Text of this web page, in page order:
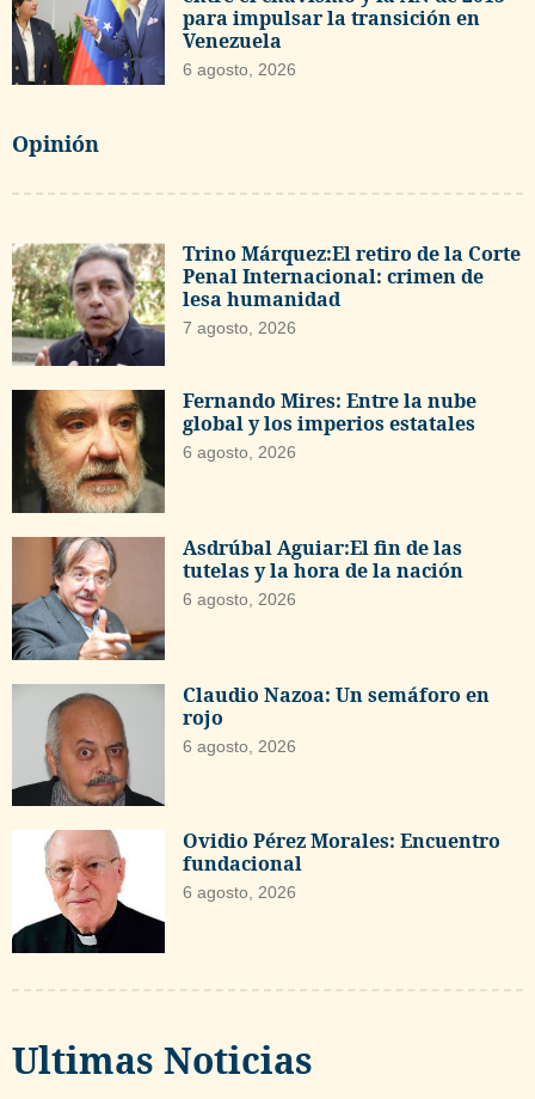
para impulsar la transición en
Venezuela
6 agosto, 2026
Opinión
Trino Márquez:El retiro de la Corte
Penal Internacional: crimen de
lesa humanidad
7 agosto, 2026
Fernando Mires: Entre la nube
global y los imperios estatales
6 agosto, 2026
Asdrúbal Aguiar:El fin de las
tutelas y la hora de la nación
6 agosto, 2026
Claudio Nazoa: Un semáforo en
rojo
6 agosto, 2026
Ovidio Pérez Morales: Encuentro
fundacional
6 agosto, 2026
Ultimas Noticias